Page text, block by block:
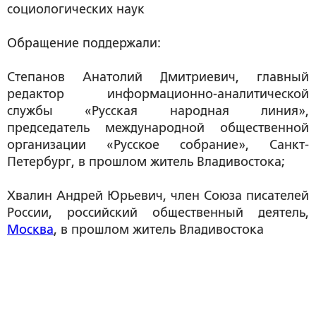
социологических наук
Обращение поддержали:
Степанов Анатолий Дмитриевич, главный
редактор информационно-аналитической
службы «Русская народная линия»,
председатель международной общественной
организации «Русское собрание», Санкт-
Петербург, в прошлом житель Владивостока;
Хвалин Андрей Юрьевич, член Союза писателей
России, российский общественный деятель,
Москва, в прошлом житель Владивостока